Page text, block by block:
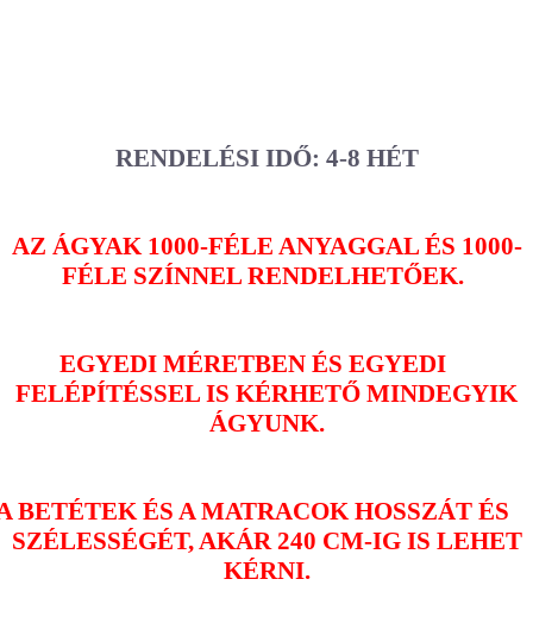
RENDELÉSI IDŐ: 4-8 HÉT
AZ ÁGYAK 1000-FÉLE ANYAGGAL ÉS 1000-
FÉLE SZÍNNEL RENDELHETŐEK.
EGYEDI MÉRETBEN ÉS EGYEDI
FELÉPÍTÉSSEL IS KÉRHETŐ MINDEGYIK
ÁGYUNK.
BETÉTEK ÉS A MATRACOK HOSSZÁT ÉS
SZÉLESSÉGÉT, AKÁR 240 CM-IG IS LEHET
KÉRNI.